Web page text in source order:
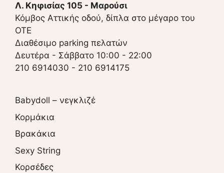
Λ. Κηφισίας 105 - Μαρούσι
Κόμβος Αττικής οδού, δίπλα στο μέγαρο του
ΟΤΕ
Διαθέσιμο parking πελατών
Δευτέρα - Σάββατο 10:00 - 22:00
210 6914030 - 210 6914175
Babydoll – νεγκλιζέ
Κορμάκια
Βρακάκια
Sexy String
Κορσέδες